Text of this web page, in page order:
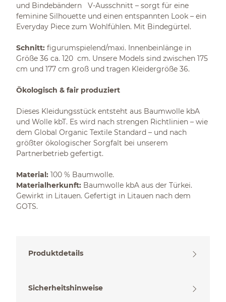
und Bindebändern V-Ausschnitt – sorgt für eine
feminine Silhouette und einen entspannten Look – ein
Everyday Piece zum Wohlfühlen. Mit Bindegürtel.
Schnitt: figurumspielend/maxi. Innenbeinlänge in
Größe 36 ca. 120 cm. Unsere Models sind zwischen 175
cm und 177 cm groß und tragen Kleidergröße 36.
Ökologisch & fair produziert
Dieses Kleidungsstück entsteht aus Baumwolle kbA
und Wolle kbT. Es wird nach strengen Richtlinien – wie
dem Global Organic Textile Standard – und nach
größter ökologischer Sorgfalt bei unserem
Partnerbetrieb gefertigt.
Material: 100 % Baumwolle.
Materialherkunft: Baumwolle kbA aus der Türkei.
Gewirkt in Litauen. Gefertigt in Litauen nach dem
GOTS.
Produktdetails
Sicherheitshinweise